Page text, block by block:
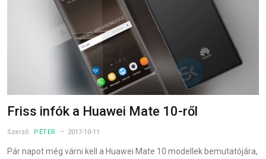
Friss infók a Huawei Mate 10-ről
Szerző: PÉTER 2017-10-11
Pár napot még várni kell a Huawei Mate 10 modellek bemutatójára,